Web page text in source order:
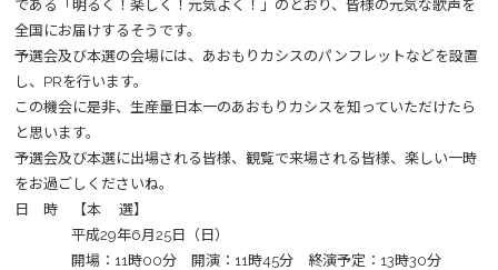
である「明るく！楽しく！元気よく！」のとおり、皆様の元気な歌声を
全国にお届けするそうです。
予選会及び本選の会場には、あおもりカシスのパンフレットなどを設置
し、PRを行います。
この機会に是非、生産量日本一のあおもりカシスを知っていただけたら
と思います。
予選会及び本選に出場される皆様、観覧で来場される皆様、楽しい一時
をお過ごしくださいね。
日 時 【本 選】
平成29年6月25日（日）
開場：11時00分 開演：11時45分 終演予定：13時30分